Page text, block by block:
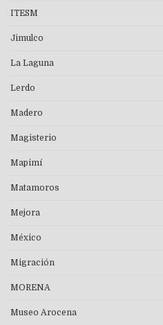
ITESM
Jimulco
La Laguna
Lerdo
Madero
Magisterio
Mapimí
Matamoros
Mejora
México
Migración
MORENA
Museo Arocena